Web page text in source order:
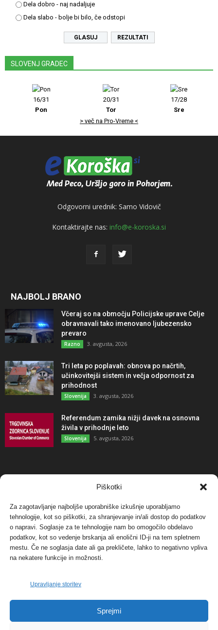
Piškotki
Za zagotavljanje najboljše uporabniške izkušnje uporabljamo
tehnologije, kot so piškotki, za shranjevanje in/ali dostop do podatkov
o napravi. Soglasje za te tehnologije nam bo omogočilo obdelavo
podatkov, kot so vedenje brskanja ali enolični ID-ji na tem spletnem
mestu. Če ne soglasja date ali ga prekličete, lahko to negativno vpliva
na nekatere funkcije in možnosti.
Upravljanje storitev
Sprejmi
Dela dobro - naj nadaljuje
Dela slabo - bolje bi bilo, če odstopi
REZULTATI
SLOVENJ GRADEC
16/31
Pon
20/31
Tor
17/28
Sre
> več na Pro-Vreme <
Odgovorni urednik: Samo Vidovič
Kontaktirajte nas: info@e-koroska.si
NAJBOLJ BRANO
Včeraj so na območju Policijske uprave Celje
obravnavali tako imenovano ljubezensko
prevaro
Razno 3. avgusta, 2026
Tri leta po poplavah: obnova po načrtih,
učinkovitejši sistem in večja odpornost za
prihodnost
Slovenija 3. avgusta, 2026
Referendum zamika nižji davek na osnovna
živila v prihodnje leto
Slovenija 5. avgusta, 2026
NAJBOLJ KOMENTIRANO
Protest proti vetrnim elektrarnam na Ojstrici, v
svetu pa vedno bolj...
Dogodki 12. maja, 2017
Tožilstvo v Celovcu v korist elektrarnam
Verbund
FOTO: Razstava cvetličarskega mojstra Andreja
Dogodki 27. novembra, 2017